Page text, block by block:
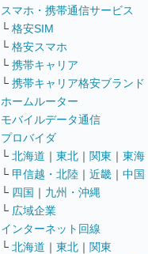
スマホ・携帯通信サービス
└ 格安SIM
└ 格安スマホ
└ 携帯キャリア
└ 携帯キャリア格安ブランド
ホームルーター
モバイルデータ通信
プロバイダ
└ 北海道 ｜ 東北 ｜ 関東 ｜ 東海
└ 甲信越・北陸 ｜ 近畿 ｜ 中国
└ 四国 ｜ 九州・沖縄
└ 広域企業
インターネット回線
└ 北海道 ｜ 東北 ｜ 関東